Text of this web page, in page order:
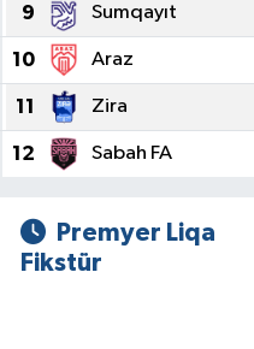
9 Sumqayıt
10 Araz
11 Zira
12 Sabah FA
Premyer Liqa
Fikstür